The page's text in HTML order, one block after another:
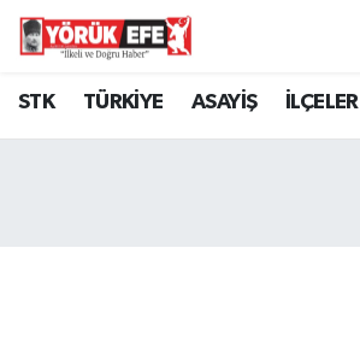
STK TÜRKİYE ASAYİŞ İLÇELER
Aydın Nöbetçi Eczaneler